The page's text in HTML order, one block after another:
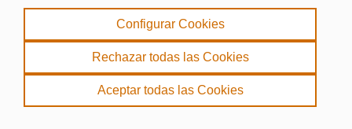
Configurar Cookies
Rechazar todas las Cookies
Aceptar todas las Cookies
|
Política de Privacidad
|
. misPeces Copyright 2000 - 2026. Todos los derechos reservados